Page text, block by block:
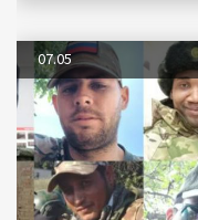
07.05